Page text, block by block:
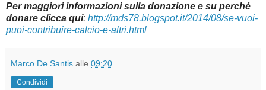
Per maggiori informazioni sulla donazione e su perché
donare clicca qui: http://mds78.blogspot.it/2014/08/se-vuoi-
puoi-contribuire-calcio-e-altri.html
Marco De Santis alle 09:20
Condividi